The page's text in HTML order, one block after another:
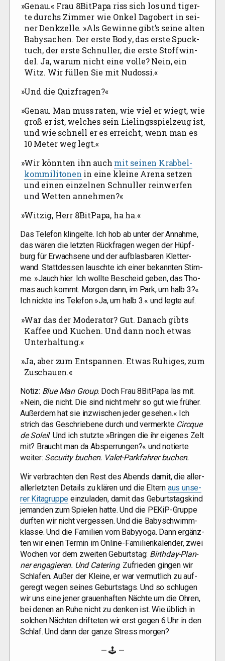
»Genau.« Frau 8BitPapa riss sich los und tiger­
te durchs Zim­mer wie Onkel Dago­bert in sei­
ner Denk­ze­l­le. »Als Gewin­ne gibt’s sei­ne alten
Baby­sa­chen. Der ers­te Body, das ers­te Spuck­
tuch, der ers­te Schnul­ler, die ers­te Stoff­win­
del. Ja, war­um nicht eine vol­le? Nein, ein
Witz. Wir fül­len Sie mit Nudossi.«
»Und die Quizfragen?«
»Genau. Man muss raten, wie viel er wiegt, wie
groß er ist, wel­ches sein Lie­lings­spiel­zeug ist,
und wie schnell er es erreicht, wenn man es
10 Meter weg legt.«
»Wir könn­ten ihn auch mit sei­nen Krab­bel­
kom­mi­li­to­nen in eine klei­ne Are­na set­zen
und einen ein­zel­nen Schnul­ler rein­wer­fen
und Wet­ten annehmen?«
»Wit­zig, Herr 8BitPapa, ha ha.«
Das Tele­fon klin­gel­te. Ich hob ab unter der Annah­me,
das wären die letz­ten Rück­fra­gen wegen der Hüpf­
burg für Erwach­se­ne und der auf­blas­ba­ren Klet­ter­
wand. Statt­des­sen lausch­te ich einer bekann­ten Stim­
me. »Jauch hier. Ich woll­te Bescheid geben, das Tho­
mas auch kommt. Mor­gen dann, im Park, um halb 3?«
Ich nick­te ins Tele­fon »Ja, um halb 3.« und leg­te auf.
»War das der Mode­ra­tor? Gut. Danach gibts
Kaf­fee und Kuchen. Und dann noch etwas
Unterhaltung.«
»Ja, aber zum Ent­span­nen. Etwas Ruhi­ges, zum
Zuschauen.«
Notiz: Blue Man Group. Doch Frau 8BitPapa las mit.
»Nein, die nicht. Die sind nicht mehr so gut wie frü­her.
Außer­dem hat sie inzwi­schen jeder gese­hen.« Ich
strich das Geschrie­be­ne durch und ver­merk­te Circ­que
de Soleil. Und ich stutz­te »Brin­gen die ihr eige­nes Zelt
mit? Braucht man da Absper­run­gen?« und notier­te
wei­ter: Secu­ri­ty buchen. Valet-Park­fah­rer buchen.
Wir ver­brach­ten den Rest des Abends damit, die aller­
al­ler­letz­ten Details zu klä­ren und die Eltern aus unse­
rer Kita­grup­pe ein­zu­la­den, damit das Geburts­tags­kind
jeman­den zum Spie­len hat­te. Und die PEKiP-Grup­pe
durf­ten wir nicht ver­ges­sen. Und die Baby­schwimm­
klas­se. Und die Fami­li­en vom Baby­yo­ga. Dann ergänz­
ten wir einen Ter­min im Online-Fami­li­en­ka­len­der, zwei
Wochen vor dem zwei­ten Geburts­tag: Bir­th­day-Plan­
ner enga­gie­ren. Und Cate­ring. Zufrie­den gin­gen wir
Schla­fen. Außer der Klei­ne, er war ver­mut­lich zu auf­
ge­regt wegen sei­nes Geburts­tags. Und so schlu­gen
wir uns eine jener grau­en­haf­ten Näch­te um die Ohren,
bei denen an Ruhe nicht zu den­ken ist. Wie üblich in
sol­chen Näch­ten drif­te­ten wir erst gegen 6 Uhr in den
Schlaf. Und dann der gan­ze Stress morgen?
— 🕹 —